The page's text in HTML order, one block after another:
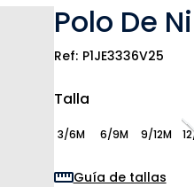
Polo De
P1JE3336V25
Talla
3/6M 6/9M 9/12M
Guía de tallas